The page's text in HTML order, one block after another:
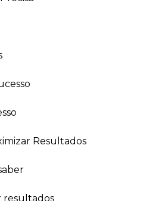
Resultados
resultados